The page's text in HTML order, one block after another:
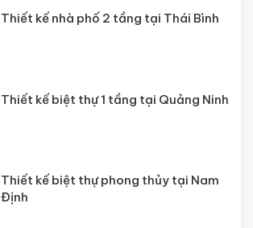
Thiết kế nhà phố 2 tầng tại Thái Bình
Thiết kế biệt thự 1 tầng tại Quảng Ninh
Thiết kế biệt thự phong thủy tại Nam
Định